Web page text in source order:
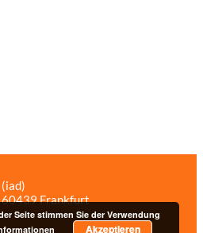
60439 Frankfurt
Seite stimmen Sie der Verwendung
Akzeptieren